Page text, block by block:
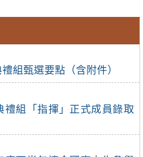
組甄選要點（含附件）
禮組「指揮」正式成員錄取